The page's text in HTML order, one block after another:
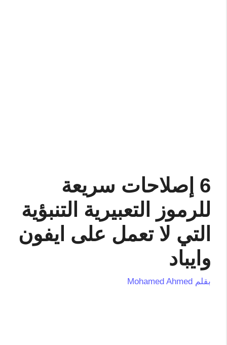
6 إصلاحات سريعة
للرموز التعبيرية التنبؤية
التي لا تعمل على ايفون
وايباد
بقلم Mohamed Ahmed